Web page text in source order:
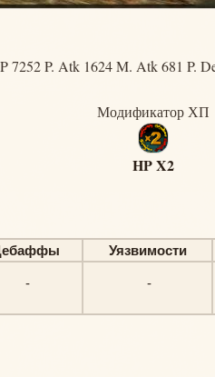
7252 P. Atk 1624 M. Atk 681 P.
Модификатор ХП
HP X2
Уязвимости
- -